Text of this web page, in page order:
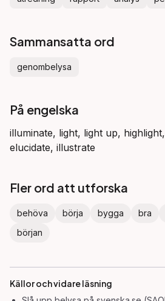
Sammansatta ord
genombelysa
På engelska
illuminate, light, light up,
elucidate, illustrate
Fler ord att utforska
behöva börja bygga bra
början
Källor och vidare läsning